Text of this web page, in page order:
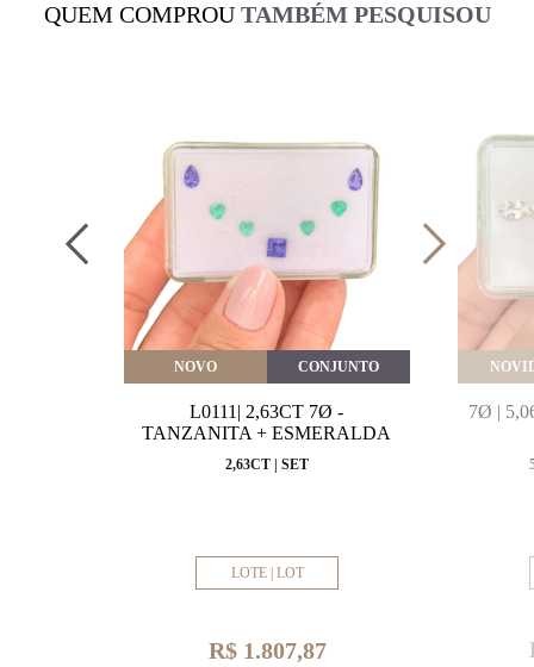
QUEM COMPROU TAMBÉM PESQUISOU
NOVO CONJUNTO
L0111| 2,63CT 7Ø -
TANZANITA + ESMERALDA
2,63CT | SET
LOTE | LOT
R$ 1.807,87
7Ø |